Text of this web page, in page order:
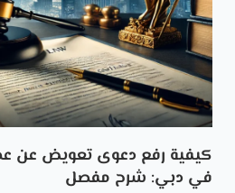
كيفية رفع دعوى تعويض عن
في دبي: شرح مفصل